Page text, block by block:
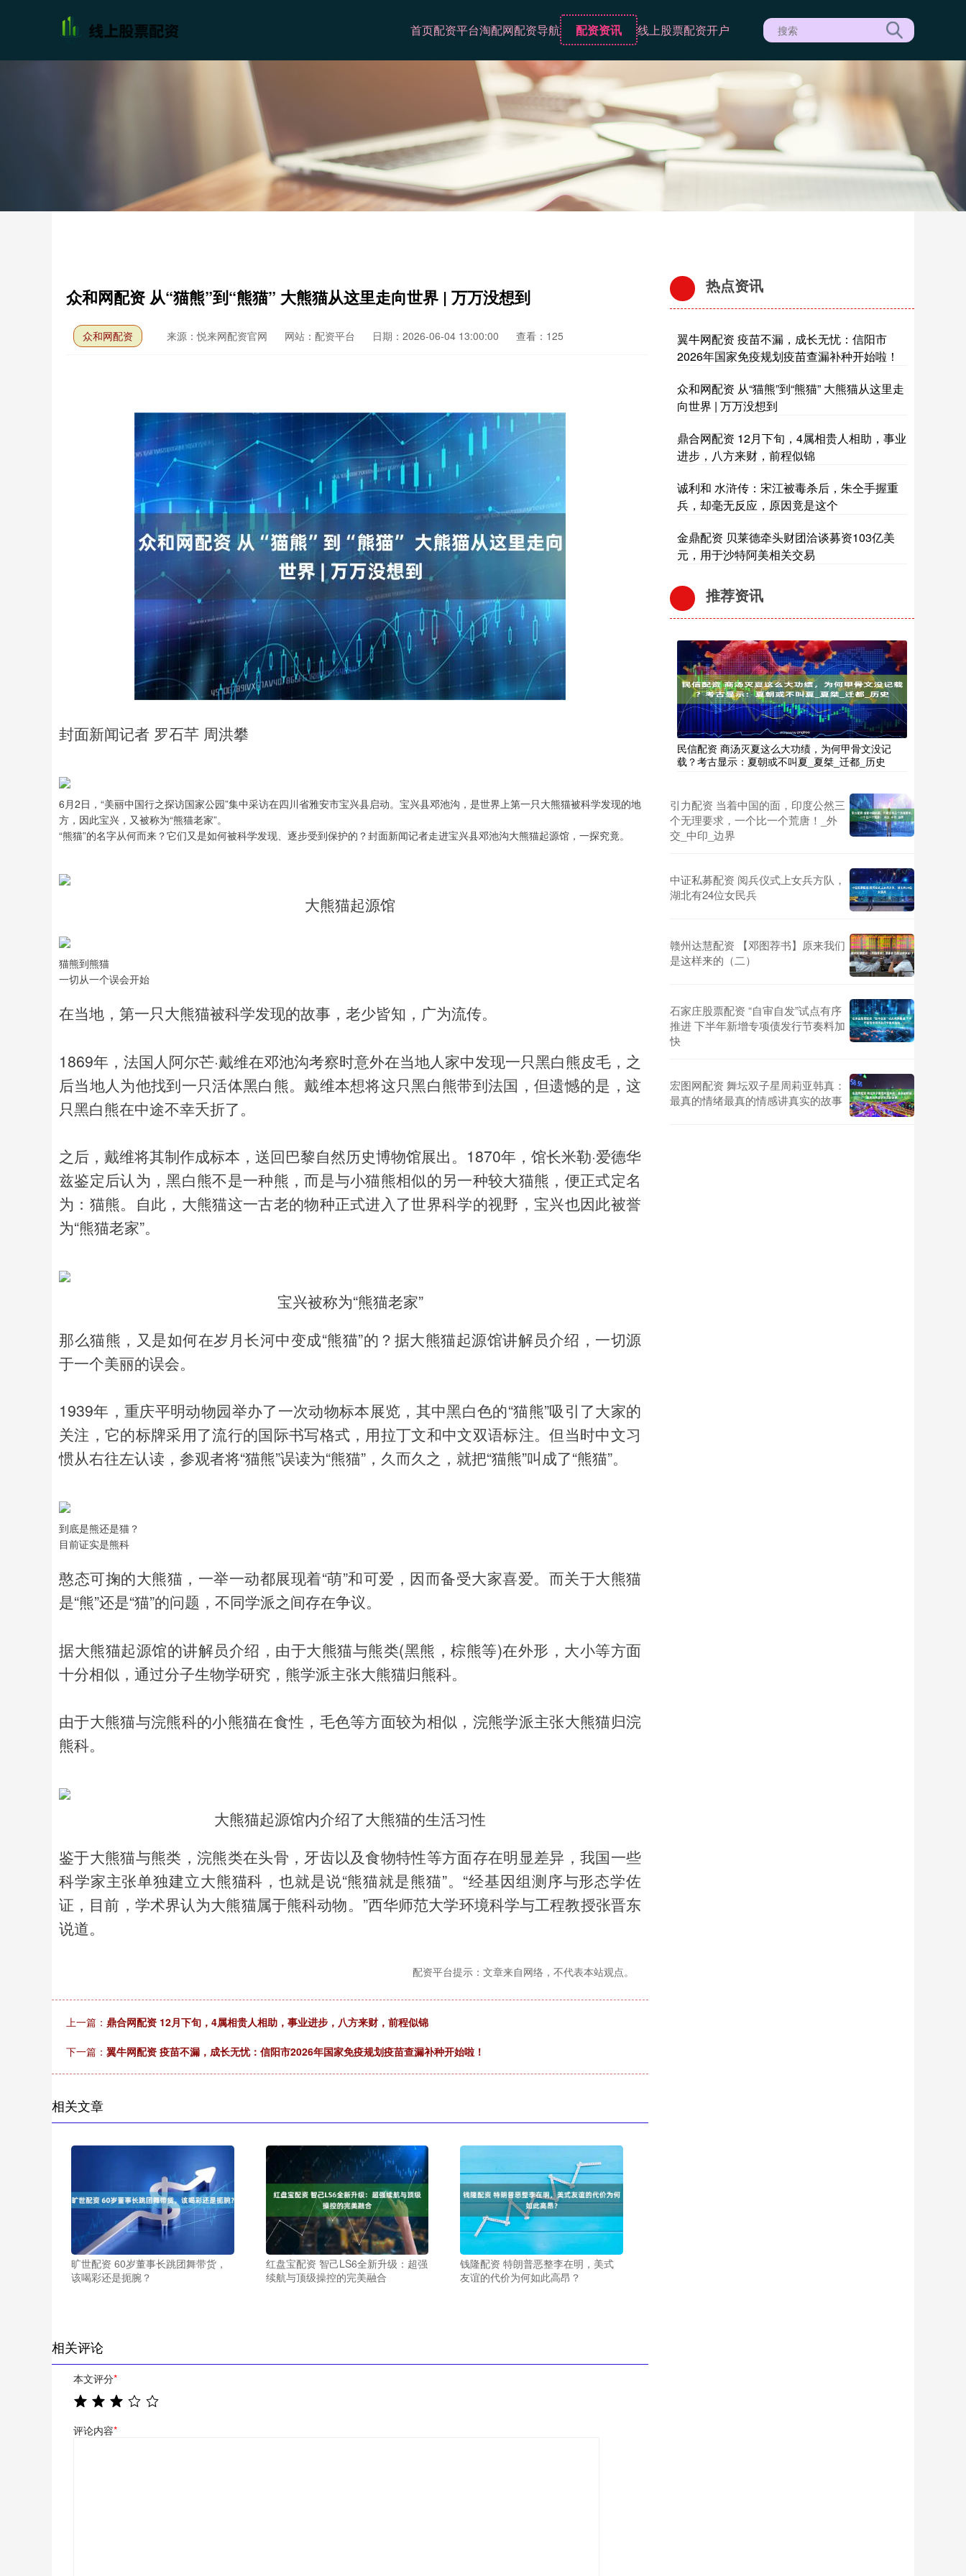
首页配资平台淘配网配资导航 配资资讯 线上股票配资开户
众和网配资 从“猫熊”到“熊猫” 大熊猫从这里走向世界 | 万万没想到
众和网配资 来源：悦来网配资官网 网站：配资平台 日期：2026-06-04 13:00:00 查看：125
封面新闻记者 罗石芊 周洪攀
6月2日，“美丽中国行之探访国家公园”集中采访在四川省雅安市宝兴县启动。宝兴县邓池沟，是世界上第一只大熊猫被科学发现的地
方，因此宝兴，又被称为“熊猫老家”。
“熊猫”的名字从何而来？它们又是如何被科学发现、逐步受到保护的？封面新闻记者走进宝兴县邓池沟大熊猫起源馆，一探究竟。
大熊猫起源馆
猫熊到熊猫
一切从一个误会开始
在当地，第一只大熊猫被科学发现的故事，老少皆知，广为流传。
1869年，法国人阿尔芒·戴维在邓池沟考察时意外在当地人家中发现一只黑白熊皮毛，之
后当地人为他找到一只活体黑白熊。戴维本想将这只黑白熊带到法国，但遗憾的是，这
只黑白熊在中途不幸夭折了。
之后，戴维将其制作成标本，送回巴黎自然历史博物馆展出。1870年，馆长米勒·爱德华
兹鉴定后认为，黑白熊不是一种熊，而是与小猫熊相似的另一种较大猫熊，便正式定名
为：猫熊。自此，大熊猫这一古老的物种正式进入了世界科学的视野，宝兴也因此被誉
为“熊猫老家”。
宝兴被称为“熊猫老家”
那么猫熊，又是如何在岁月长河中变成“熊猫”的？据大熊猫起源馆讲解员介绍，一切源
于一个美丽的误会。
1939年，重庆平明动物园举办了一次动物标本展览，其中黑白色的“猫熊”吸引了大家的
关注，它的标牌采用了流行的国际书写格式，用拉丁文和中文双语标注。但当时中文习
惯从右往左认读，参观者将“猫熊”误读为“熊猫”，久而久之，就把“猫熊”叫成了“熊猫”。
到底是熊还是猫？
目前证实是熊科
憨态可掬的大熊猫，一举一动都展现着“萌”和可爱，因而备受大家喜爱。而关于大熊猫
是“熊”还是“猫”的问题，不同学派之间存在争议。
据大熊猫起源馆的讲解员介绍，由于大熊猫与熊类(黑熊，棕熊等)在外形，大小等方面
十分相似，通过分子生物学研究，熊学派主张大熊猫归熊科。
由于大熊猫与浣熊科的小熊猫在食性，毛色等方面较为相似，浣熊学派主张大熊猫归浣
熊科。
大熊猫起源馆内介绍了大熊猫的生活习性
鉴于大熊猫与熊类，浣熊类在头骨，牙齿以及食物特性等方面存在明显差异，我国一些
科学家主张单独建立大熊猫科，也就是说“熊猫就是熊猫”。“经基因组测序与形态学佐
证，目前，学术界认为大熊猫属于熊科动物。”西华师范大学环境科学与工程教授张晋东
说道。
配资平台提示：文章来自网络，不代表本站观点。
上一篇： 鼎合网配资 12月下旬，4属相贵人相助，事业进步，八方来财，前程似锦
下一篇： 翼牛网配资 疫苗不漏，成长无忧：信阳市2026年国家免疫规划疫苗查漏补种开始啦！
相关文章
旷世配资 60岁董事长跳团舞带货，
该喝彩还是扼腕？
红盘宝配资 智己LS6全新升级：超强
续航与顶级操控的完美融合
钱隆配资 特朗普恶整李在明，美式
友谊的代价为何如此高昂？
相关评论
本文评分*
评论内容*
热点资讯
翼牛网配资 疫苗不漏，成长无忧：信阳市
2026年国家免疫规划疫苗查漏补种开始啦！
众和网配资 从“猫熊”到“熊猫” 大熊猫从这里走
向世界 | 万万没想到
鼎合网配资 12月下旬，4属相贵人相助，事业
进步，八方来财，前程似锦
诚利和 水浒传：宋江被毒杀后，朱仝手握重
兵，却毫无反应，原因竟是这个
金鼎配资 贝莱德牵头财团洽谈募资103亿美
元，用于沙特阿美相关交易
推荐资讯
民信配资 商汤灭夏这么大功绩，为何甲骨文没记
载？考古显示：夏朝或不叫夏_夏桀_迁都_历史
引力配资 当着中国的面，印度公然三
个无理要求，一个比一个荒唐！_外
交_中印_边界
中证私募配资 阅兵仪式上女兵方队，
湖北有24位女民兵
赣州达慧配资 【邓图荐书】原来我们
是这样来的（二）
石家庄股票配资 “自审自发”试点有序
推进 下半年新增专项债发行节奏料加
快
宏图网配资 舞坛双子星周莉亚韩真：
最真的情绪最真的情感讲真实的故事